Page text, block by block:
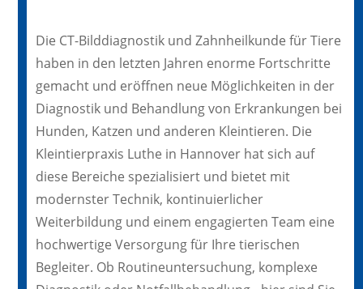
Die CT-Bilddiagnostik und Zahnheilkunde für Tiere
haben in den letzten Jahren enorme Fortschritte
gemacht und eröffnen neue Möglichkeiten in der
Diagnostik und Behandlung von Erkrankungen bei
Hunden, Katzen und anderen Kleintieren. Die
Kleintierpraxis Luthe in Hannover hat sich auf
diese Bereiche spezialisiert und bietet mit
modernster Technik, kontinuierlicher
Weiterbildung und einem engagierten Team eine
hochwertige Versorgung für Ihre tierischen
Begleiter. Ob Routineuntersuchung, komplexe